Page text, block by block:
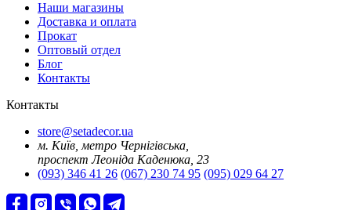
Наши магазины
Доставка и оплата
Прокат
Оптовый отдел
Блог
Контакты
Контакты
store@setadecor.ua
м. Київ, метро Чернігівська,
проспект Леоніда Каденюка, 23
(093) 346 41 26 (067) 230 74 95 (095) 029 64 27